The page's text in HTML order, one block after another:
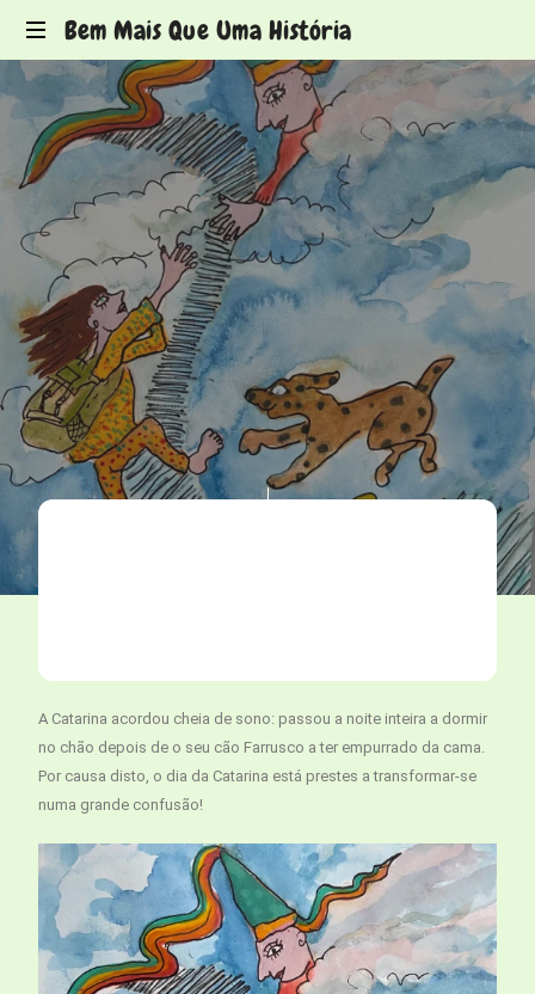
Bem Mais Que Uma História
Histórias
ver
olhos
fechados
DEZEMBRO 10, 2025
A Catarina acordou cheia de sono: passou a noite inteira a dormir
no chão depois de o seu cão Farrusco a ter empurrado da cama.
Por causa disto, o dia da Catarina está prestes a transformar-se
numa grande confusão!